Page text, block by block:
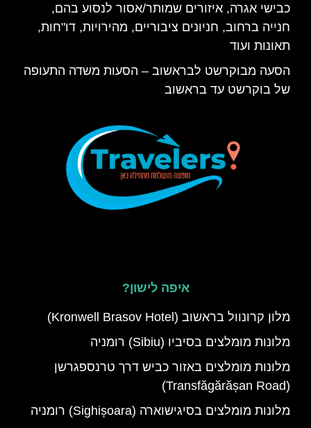
כבישי אגרה, איזורים שמותר/אסור לנסוע בהם,
חנייה ברחוב, חניונים ציבוריים, מהירויות, דו"חות,
תאונות ועוד
הסעה מבוקרשט לבראשוב – הסעות משדה התעופה
של בוקרשט עד בראשוב
איפה לישון?
מלון קרונוול בראשוב (Kronwell Brasov Hotel)
מלונות מומלצים בסיביו (Sibiu) רומניה
מלונות מומלצים באזור כביש דרך טרנספגרשן
(Transfăgărășan Road)
מלונות מומלצים בסיגישוארה (Sighișoara) רומניה